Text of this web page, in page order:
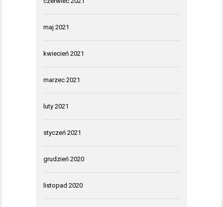
maj 2021
kwiecień 2021
marzec 2021
luty 2021
styczeń 2021
grudzień 2020
listopad 2020